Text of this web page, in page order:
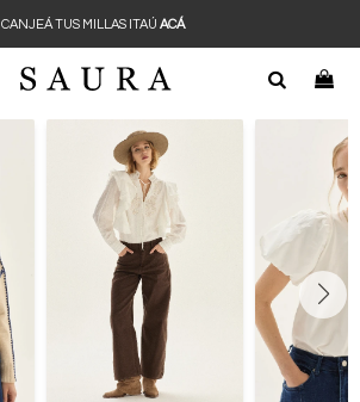
CANJEÁ TUS MILLAS ITAÚ ACÁ